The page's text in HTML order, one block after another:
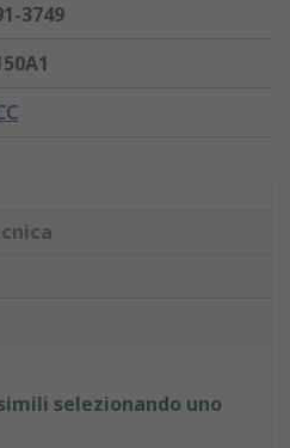
3749
selezionando uno